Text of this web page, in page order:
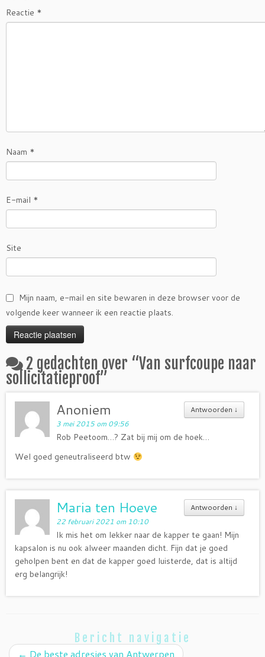
Reactie *
Naam *
E-mail *
Site
Mijn naam, e-mail en site bewaren in deze browser voor de
volgende keer wanneer ik een reactie plaats.
2 gedachten over “Van surfcoupe naar
sollicitatieproof”
Antwoorden ↓
Anoniem
3 mei 2015 om 09:56
Rob Peetoom…? Zat bij mij om de hoek…
Wel goed geneutraliseerd btw
Antwoorden ↓
Maria ten Hoeve
22 februari 2021 om 10:10
Ik mis het om lekker naar de kapper te gaan! Mijn
kapsalon is nu ook alweer maanden dicht. Fijn dat je goed
geholpen bent en dat de kapper goed luisterde, dat is altijd
erg belangrijk!
Bericht navigatie
← De beste adresjes van Antwerpen